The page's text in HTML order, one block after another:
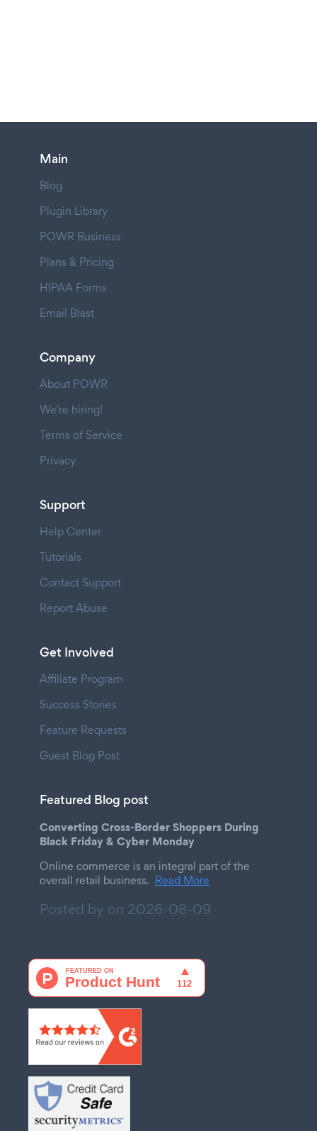
Main
Blog
Plugin Library
POWR Business
Plans & Pricing
HIPAA Forms
Email Blast
Company
About POWR
We're hiring!
Terms of Service
Privacy
Support
Help Center
Tutorials
Contact Support
Report Abuse
Get Involved
Affiliate Program
Success Stories
Feature Requests
Guest Blog Post
Featured Blog post
Converting Cross-Border Shoppers During
Black Friday & Cyber Monday
Online commerce is an integral part of the
overall retail business. Read More
Posted by on 2026-08-09